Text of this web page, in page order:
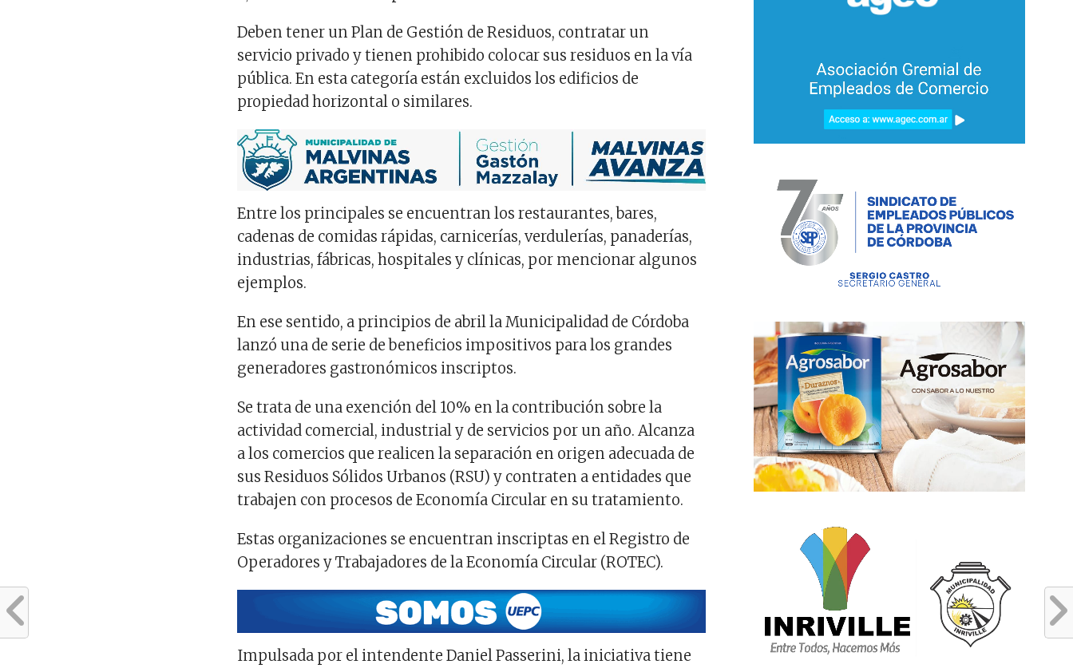
Deben tener un Plan de Gestión de Residuos, contratar un
servicio privado y tienen prohibido colocar sus residuos en la vía
pública. En esta categoría están excluidos los edificios de
propiedad horizontal o similares.
Entre los principales se encuentran los restaurantes, bares,
cadenas de comidas rápidas, carnicerías, verdulerías, panaderías,
industrias, fábricas, hospitales y clínicas, por mencionar algunos
ejemplos.
En ese sentido, a principios de abril la Municipalidad de Córdoba
lanzó una de serie de beneficios impositivos para los grandes
generadores gastronómicos inscriptos.
Se trata de una exención del 10% en la contribución sobre la
actividad comercial, industrial y de servicios por un año. Alcanza
a los comercios que realicen la separación en origen adecuada de
sus Residuos Sólidos Urbanos (RSU) y contraten a entidades que
trabajen con procesos de Economía Circular en su tratamiento.
Estas organizaciones se encuentran inscriptas en el Registro de
Operadores y Trabajadores de la Economía Circular (ROTEC).
Impulsada por el intendente Daniel Passerini, la iniciativa tiene